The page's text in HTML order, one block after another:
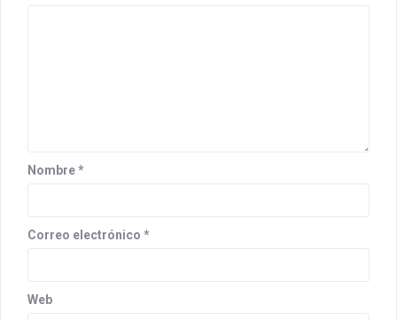
Nombre*
Correo electrónico *
Web